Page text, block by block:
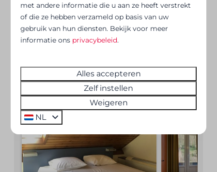
Floreal La Roche: 4 hectare natuur aan de
Ourthe, op 800m van La Roche. Verblijf in
studio's, kamers of appartementen en geniet
Meer informatie
met andere informatie die u aan ze heeft verstrekt
of die ze hebben verzameld op basis van uw
gebruik van hun diensten. Bekijk voor meer
informatie ons privacybeleid.
Alles accepteren
Zelf instellen
Weigeren
NL